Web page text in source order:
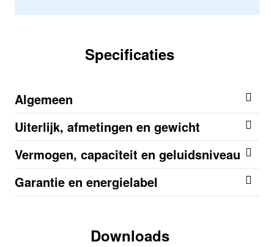
Specificaties
Algemeen
Uiterlijk, afmetingen en gewicht
Vermogen, capaciteit en geluidsniveau
Garantie en energielabel
Downloads